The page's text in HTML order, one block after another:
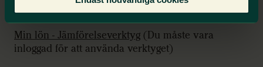
Vad innebär individuell lön för lärare?
Min lön - Jämförelseverktyg (Du måste vara
inloggad för att använda verktyget)